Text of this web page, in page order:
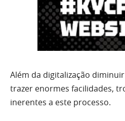
Além da digitalização
trazer enormes facilidades,
inerentes a este processo.